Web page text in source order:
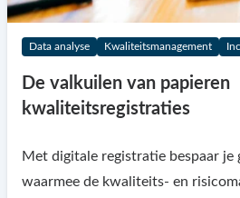
Data analyse Kwaliteitsmanagement
De valkuilen van papieren
kwaliteitsregistraties
Met digitale registratie bespaar je
waarmee de kwaliteits- en